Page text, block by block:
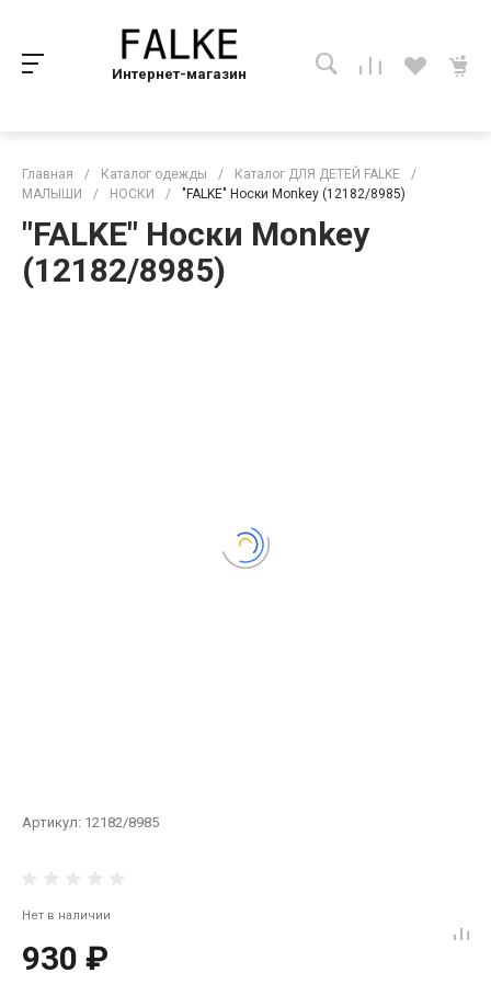
Интернет-магазин
Главная / Каталог одежды / Каталог ДЛЯ ДЕТЕЙ FALKE
/
МАЛЫШИ
/ НОСКИ / "FALKE" Носки Monkey (12182/8985)
"FALKE" Носки Monkey
(12182/8985)
Артикул: 12182/8985
Нет в наличии
930 ₽